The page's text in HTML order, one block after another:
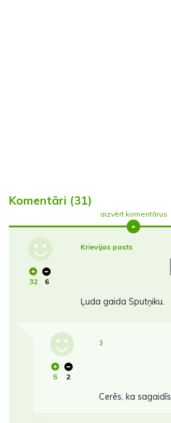
Komentāri (31)
aizvērt komentārus
32 6
Krievijas pasts
Ļuda gaida Sputņiku.
5 2
:)
Cerēs, ka sagaidīs